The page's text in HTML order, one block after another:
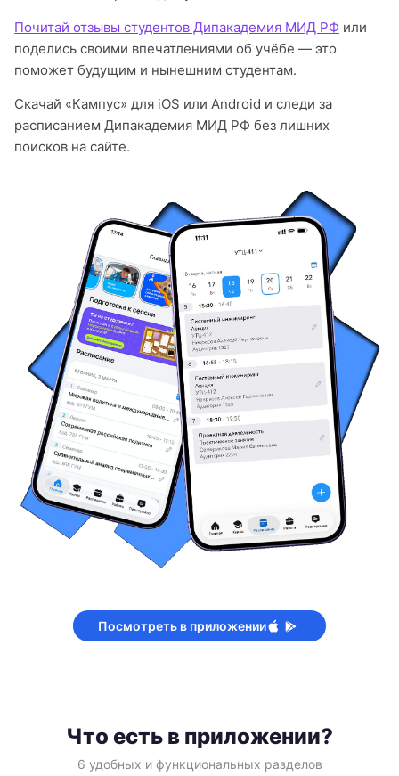
Почитай отзывы студентов Дипакадемия МИД РФ или
поделись своими впечатлениями об учёбе — это
поможет будущим и нынешним студентам.
Скачай «Кампус» для iOS или Android и следи за
расписанием Дипакадемия МИД РФ без лишних
поисков на сайте.
Посмотреть в приложении
Что есть в приложении?
6 удобных и функциональных разделов